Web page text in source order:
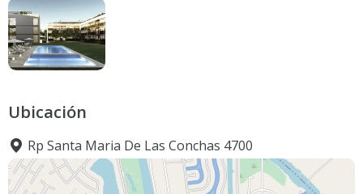
Ubicación
Rp Santa Maria De Las Conchas 4700